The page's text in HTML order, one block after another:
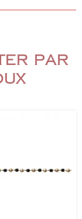
par